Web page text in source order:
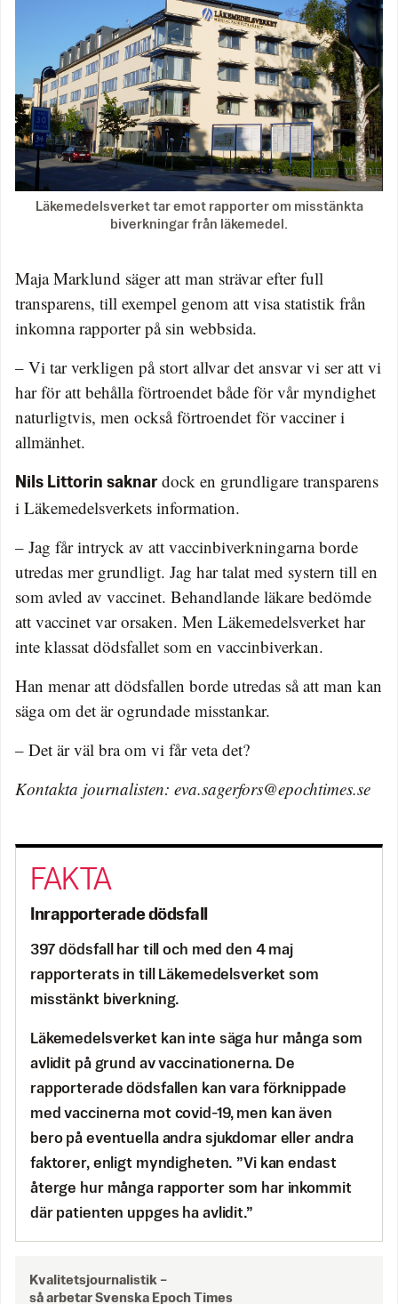
Läkemedelsverket tar emot rapporter om misstänkta
biverkningar från läkemedel.
Maja Marklund säger att man strävar efter full
transparens, till exempel genom att visa statistik från
inkomna rapporter på sin webbsida.
– Vi tar verkligen på stort allvar det ansvar vi ser att vi
har för att behålla förtroendet både för vår myndighet
naturligtvis, men också förtroendet för vacciner i
allmänhet.
Nils Littorin saknar dock en grundligare transparens
i Läkemedelsverkets information.
– Jag får intryck av att vaccinbiverkningarna borde
utredas mer grundligt. Jag har talat med systern till en
som avled av vaccinet. Behandlande läkare bedömde
att vaccinet var orsaken. Men Läkemedelsverket har
inte klassat dödsfallet som en vaccinbiverkan.
Han menar att dödsfallen borde utredas så att man kan
säga om det är ogrundade misstankar.
– Det är väl bra om vi får veta det?
Kontakta journalisten: eva.sagerfors@epochtimes.se
Inrapporterade dödsfall
397 dödsfall har till och med den 4 maj
rapporterats in till Läkemedelsverket som
misstänkt biverkning.
Läkemedelsverket kan inte säga hur många som
avlidit på grund av vaccinationerna. De
rapporterade dödsfallen kan vara förknippade
med vaccinerna mot covid-19, men kan även
bero på eventuella andra sjukdomar eller andra
faktorer, enligt myndigheten. ”Vi kan endast
återge hur många rapporter som har inkommit
där patienten uppges ha avlidit.”
Kvalitetsjournalistik –
så arbetar Svenska Epoch Times